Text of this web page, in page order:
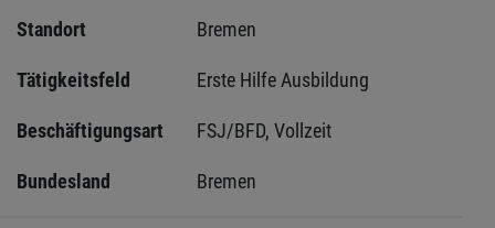
Standort
Bremen
Tätigkeitsfeld Erste Hilfe Ausbildung
Beschäftigungsart FSJ/BFD, Vollzeit
Bundesland Bremen